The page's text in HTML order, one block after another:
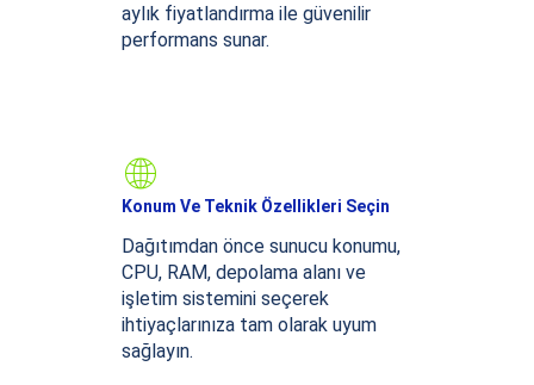
aylık fiyatlandırma ile güvenilir
performans sunar.
Konum Ve Teknik Özellikleri Seçin
Dağıtımdan önce sunucu konumu,
CPU, RAM, depolama alanı ve
işletim sistemini seçerek
ihtiyaçlarınıza tam olarak uyum
sağlayın.